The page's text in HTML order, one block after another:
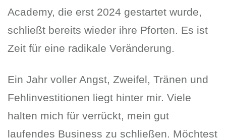
Academy, die erst 2024 gestartet wurde,
schließt bereits wieder ihre Pforten. Es ist
Zeit für eine radikale Veränderung.
Ein Jahr voller Angst, Zweifel, Tränen und
Fehlinvestitionen liegt hinter mir. Viele
halten mich für verrückt, mein gut
laufendes Business zu schließen. Möchtest